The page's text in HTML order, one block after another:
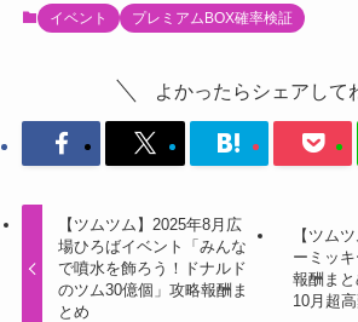
イベント プレミアムBOX確率検証
よかったらシェアして
【ツムツム】2025年8月広
場ひろばイベント「みんな
で噴水を飾ろう！ドナルド
のツム30億個」攻略報酬ま
とめ
【ツム
ーミッ
報酬まと
10月超